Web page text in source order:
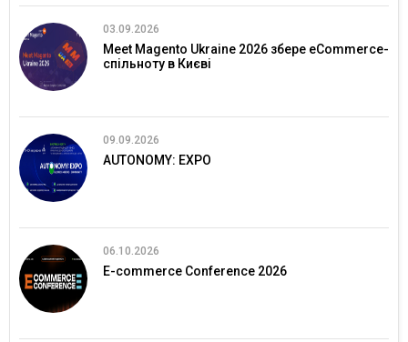
03.09.2026
Meet Magento Ukraine 2026 збере eCommerce-
спільноту в Києві
09.09.2026
AUTONOMY: EXPO
06.10.2026
E-commerce Conference 2026